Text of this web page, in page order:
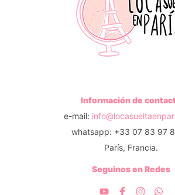
Información de
e-mail:
whatsapp: +33 07 83 97
París, Francia.
Seguinos en Redes